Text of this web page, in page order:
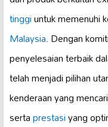
tinggiuntuk memenuhi
Malaysia. Dengan
penyelesaian terbaik
telah menjadi pilihan
kenderaan yang
sertaprestasiyang